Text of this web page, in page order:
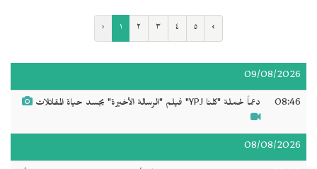
‹ ١ ٢ ٣ ٤ ٥ ›
09/08/2026
08:46 دعماً لحملة "كلنا YPJ" فيلم "الرسالة الأخيرة" يجسد حياة المقاتلات
08/08/2026